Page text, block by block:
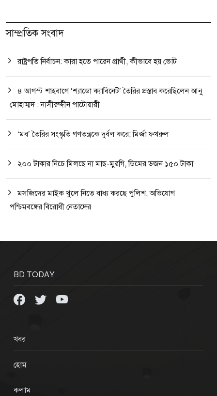
সাম্প্রতিক সংবাদ
রাষ্ট্রপতি নির্বাচন: কারা হতে পারেন প্রার্থী, কীভাবে হয় ভোট
৪ আগস্ট শাহবাগে ‘শ্যাডো ক্যাবিনেট’ তৈরির প্রস্তাব করেছিলেন আনু
মোহাম্মদ : নাসীরুদ্দীন পাটোয়ারী
‘মব’ তৈরির সংস্কৃতি গণতন্ত্রকে দুর্বল করে: মির্জা ফখরুল
২০০ টাকার নিচে মিলছে না মাছ-মুরগি, ডিমের ডজন ১৫০ টাকা
মসজিদের মাইক খুলে নিতে বাধ্য করছে পুলিশ, অভিযোগ
পশ্চিমবঙ্গের বিরোধী নেতাদের
BD TODAY
খবর
হোম
কলাম